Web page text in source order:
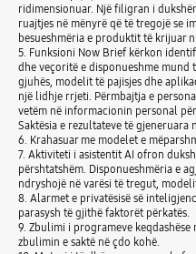
ridimensionuar. Një filigran i
ruajtjes në mënyrë që të tregojë se
besueshmëria e produktit të krijuar
5. Funksioni Now Brief kërkon
dhe veçoritë e disponueshme mund
gjuhës, modelit të pajisjes dhe
një lidhje rrjeti. Përmbajtja e
vetëm në informacionin personal
Saktësia e rezultateve të gjeneruara
6. Krahasuar me modelet e
7. Aktiviteti i asistentit AI ofron
përshtatshëm. Disponueshmëria e
ndryshojë në varësi të tregut,
8. Alarmet e privatësisë së
parasysh të gjithë faktorët përkatës.
9. Zbulimi i programeve
zbulimin e saktë në çdo kohë.